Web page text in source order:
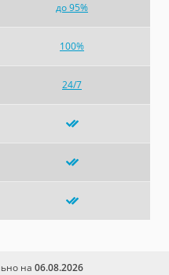
до 95%
100%
24/7
на 06.08.2026